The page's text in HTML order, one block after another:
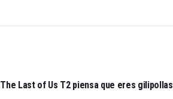
The Last of Us T2 piensa que eres gilipollas